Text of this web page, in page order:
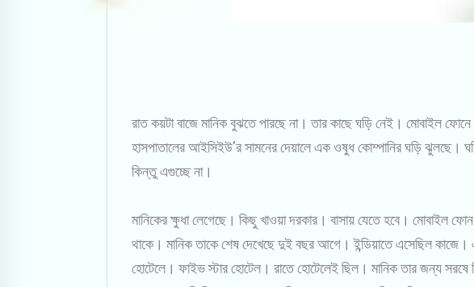
রাত কয়টা বাজে মানিক বুঝতে পারছে না। তার কাছে ঘড়ি নেই। মোবাইল
হাসপাতালের আইসিইউ’র সামনের দেয়ালে এক ওষুধ কোম্পানির ঘড়ি ঝুলছে।
কিন্তু এগুচ্ছে না।
মানিকের ক্ষুধা লেগেছে। কিছু খাওয়া দরকার। বাসায় যেতে হবে। মোবাইল
থাকে। মানিক তাকে শেষ দেখেছে দুই বছর আগে। ইন্ডিয়াতে এসেছিল কাজে।
হোটেলে। ফাইভ স্টার হোটেল। রাতে হোটেলেই ছিল। মানিক তার জন্য সরষে